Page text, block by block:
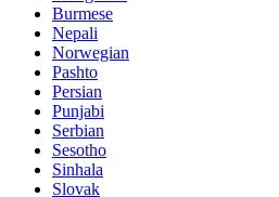
Burmese
Nepali
Norwegian
Pashto
Persian
Punjabi
Serbian
Sesotho
Sinhala
Slovak